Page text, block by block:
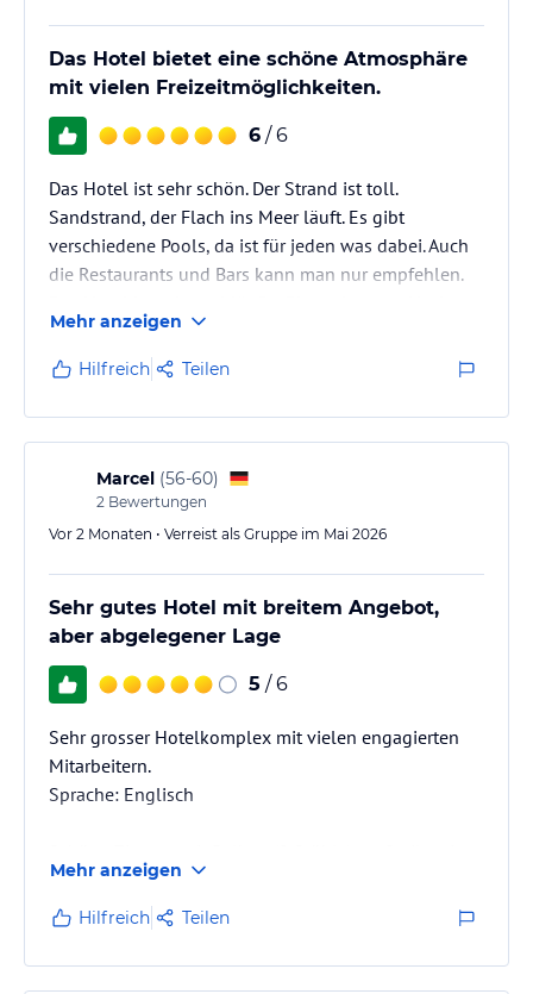
Das Hotel bietet eine schöne Atmosphäre
mit vielen Freizeitmöglichkeiten.
6 / 6
Das Hotel ist sehr schön. Der Strand ist toll.
Sandstrand, der Flach ins Meer läuft. Es gibt
verschiedene Pools, da ist für jeden was dabei. Auch
die Restaurants und Bars kann man nur empfehlen.
ruhig. Ich kann mir vorstellen, dass es in dem Teil, der
Näher an der Bühne ist, es Anders ist.
Mehr anzeigen
Hilfreich Teilen
Marcel (56-60)
2 Bewertungen
Vor 2 Monaten • Verreist als Gruppe im Mai 2026
Sehr gutes Hotel mit breitem Angebot,
aber abgelegener Lage
5 / 6
Sehr grosser Hotelkomplex mit vielen engagierten
Mitarbeitern.
Sprache: Englisch
Blick auf das Meer,
Zimmerservice täglich, Kühlschrank auffüllen im 2-
Tage-Rythmus.
Mehr anzeigen
Hilfreich Teilen